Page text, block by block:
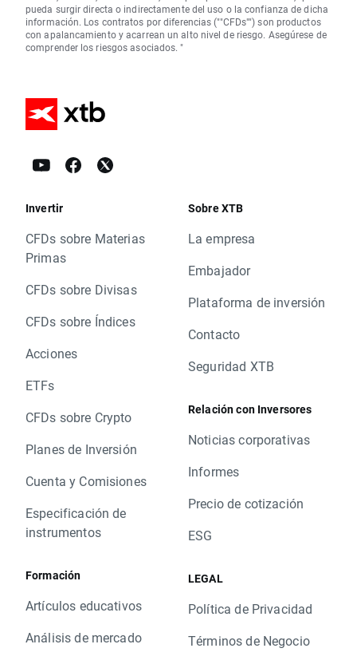
pueda surgir directa o indirectamente del uso o la confianza de dicha
información. Los contratos por diferencias (""CFDs"") son productos
con apalancamiento y acarrean un alto nivel de riesgo. Asegúrese de
comprender los riesgos asociados. "
Invertir
CFDs sobre Materias
Primas
CFDs sobre Divisas
CFDs sobre Índices
Acciones
ETFs
CFDs sobre Crypto
Planes de Inversión
Cuenta y Comisiones
Especificación de
instrumentos
Formación
Artículos educativos
Análisis de mercado
Sobre XTB
La empresa
Embajador
Plataforma de inversión
Contacto
Seguridad XTB
Relación con Inversores
Noticias corporativas
Informes
Precio de cotización
ESG
LEGAL
Política de Privacidad
Términos de Negocio